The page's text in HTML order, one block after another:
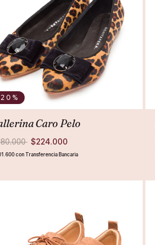
%
Caro Pelo
$224.000
con Transferencia Bancaria